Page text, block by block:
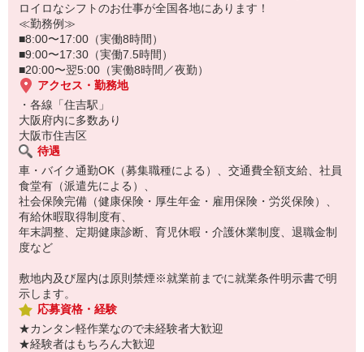
ロイロなシフトのお仕事が全国各地にあります！
≪勤務例≫
■8:00〜17:00（実働8時間）
■9:00〜17:30（実働7.5時間）
■20:00〜翌5:00（実働8時間／夜勤）
アクセス・勤務地
・各線「住吉駅」
大阪府内に多数あり
大阪市住吉区
待遇
車・バイク通勤OK（募集職種による）、交通費全額支給、社員
食堂有（派遣先による）、
社会保険完備（健康保険・厚生年金・雇用保険・労災保険）、
有給休暇取得制度有、
年末調整、定期健康診断、育児休暇・介護休業制度、退職金制
度など
敷地内及び屋内は原則禁煙※就業前までに就業条件明示書で明
示します。
応募資格・経験
★カンタン軽作業なので未経験者大歓迎
★経験者はもちろん大歓迎